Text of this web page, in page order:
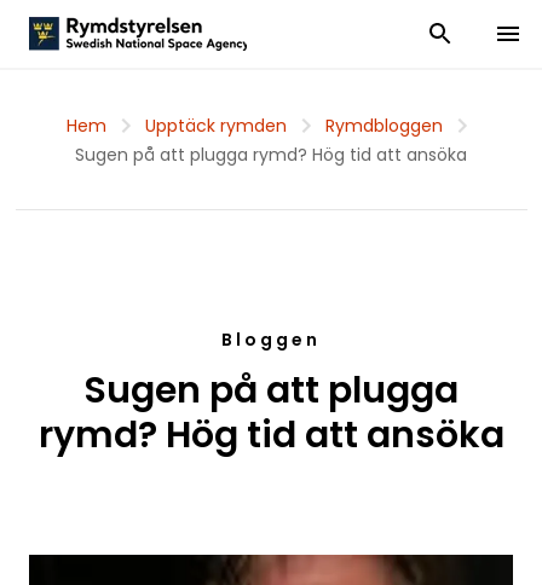
Visa och dölj
Visa
Hem Upptäck rymden
Rymdbloggen
Sugen på att plugga rymd? Hög tid att ansöka
Bloggen
Sugen på att plugga
rymd? Hög tid att ansöka